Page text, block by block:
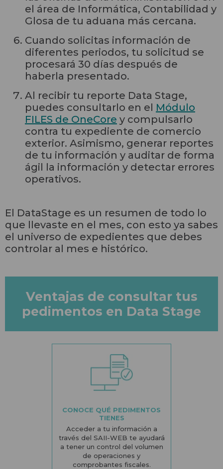
el área de Informática, Contabilidad y
Glosa de tu aduana más cercana.
Cuando solicitas información de
diferentes periodos, tu solicitud se
procesará 30 días después de
haberla presentado.
Al recibir tu reporte Data Stage,
puedes consultarlo en el Módulo
FILES de OneCore y compulsarlo
contra tu expediente de comercio
exterior. Asimismo, generar reportes
de tu información y auditar de forma
ágil la información y detectar errores
operativos.
El DataStage es un resumen de todo lo
que llevaste en el mes, con esto ya sabes
el universo de expedientes que debes
controlar al mes e histórico.
Ventajas de consultar tus
pedimentos en Data Stage
CONOCE QUÉ PEDIMENTOS
TIENES
Acceder a tu información a
través del SAII-WEB te ayudará
a tener un control del volumen
de operaciones y
comprobantes fiscales.